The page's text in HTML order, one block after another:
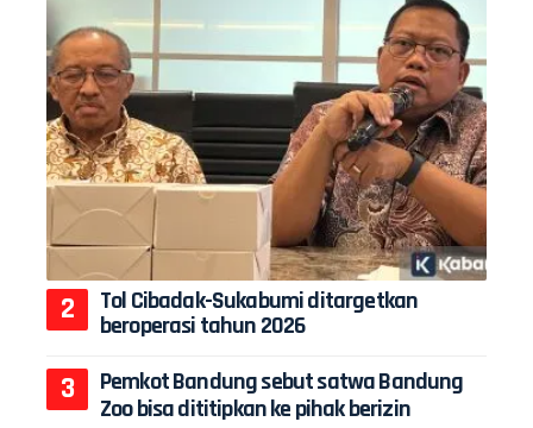
Tol Cibadak-Sukabumi ditargetkan
beroperasi tahun 2026
Pemkot Bandung sebut satwa Bandung
Zoo bisa dititipkan ke pihak berizin